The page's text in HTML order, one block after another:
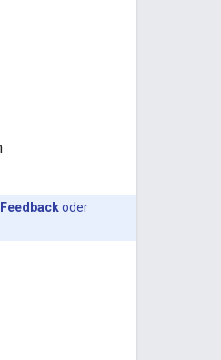
Feedbackoder